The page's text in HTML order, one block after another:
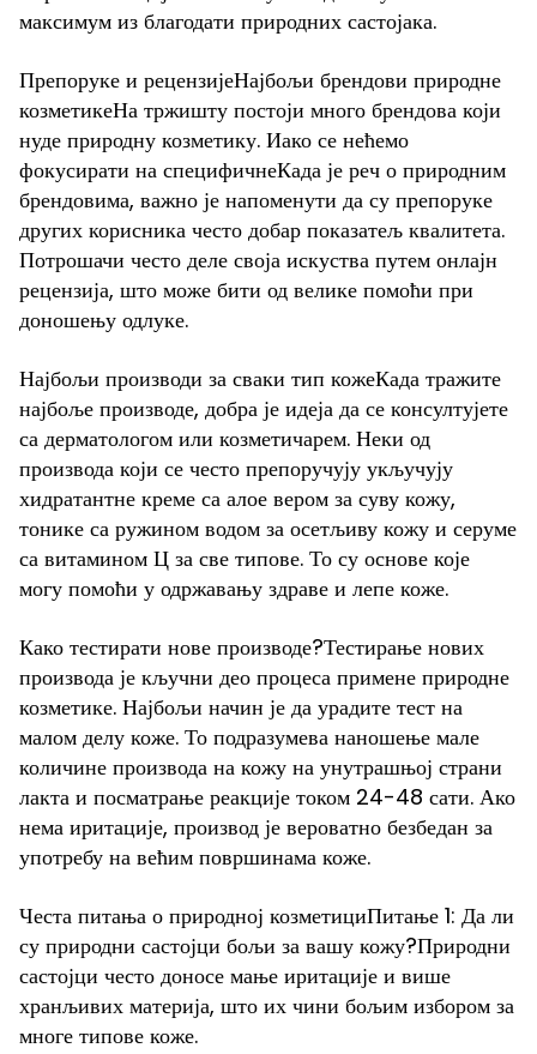
максимум из благодати природних састојака.
Препоруке и рецензијеНајбољи брендови природне
козметикеНа тржишту постоји много брендова који
нуде природну козметику. Иако се нећемо
фокусирати на специфичнеКада је реч о природним
брендовима, важно је напоменути да су препоруке
других корисника често добар показатељ квалитета.
Потрошачи често деле своја искуства путем онлајн
рецензија, што може бити од велике помоћи при
доношењу одлуке.
Најбољи производи за сваки тип кожеКада тражите
најбоље производе, добра је идеја да се консултујете
са дерматологом или козметичарем. Неки од
производа који се често препоручују укључују
хидратантне креме са алое вером за суву кожу,
тонике са ружином водом за осетљиву кожу и серуме
са витамином Ц за све типове. То су основе које
могу помоћи у одржавању здраве и лепе коже.
Како тестирати нове производе?Тестирање нових
производа је кључни део процеса примене природне
козметике. Најбољи начин је да урадите тест на
малом делу коже. То подразумева наношење мале
количине производа на кожу на унутрашњој страни
лакта и посматрање реакције током 24-48 сати. Ако
нема иритације, производ је вероватно безбедан за
употребу на већим површинама коже.
Честа питања о природној козметициПитање 1: Да ли
су природни састојци бољи за вашу кожу?Природни
састојци често доносе мање иритације и више
хранљивих материја, што их чини бољим избором за
многе типове коже.